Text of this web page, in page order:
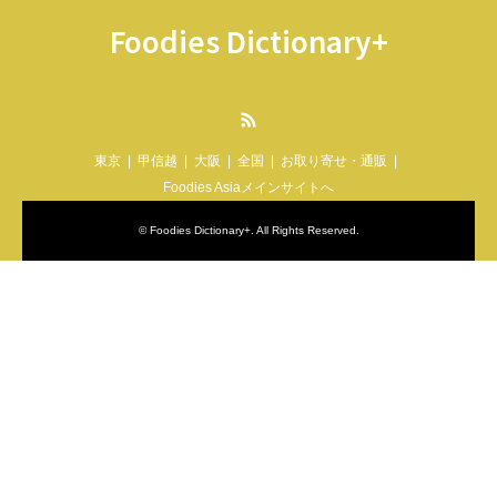
Foodies Dictionary+
東京 甲信越 大阪 全国
お取り寄せ・通販
Foodies Asiaメインサイトへ
©Foodies Dictionary+. All Rights Reserved.